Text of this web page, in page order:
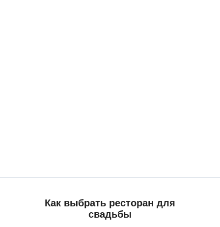
Как выбрать ресторан для
свадьбы